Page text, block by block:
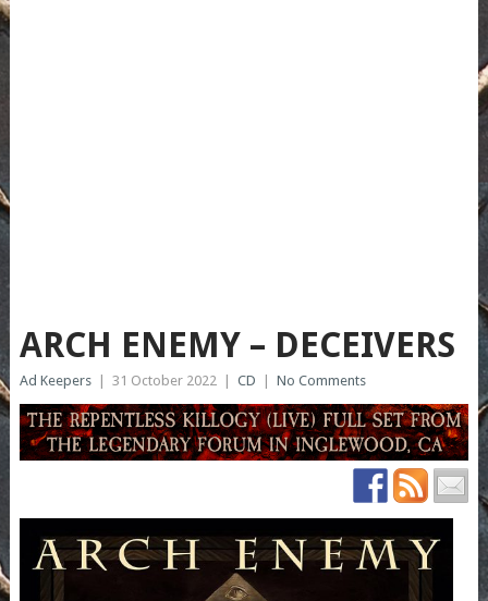
ARCH ENEMY – DECEIVERS
Ad Keepers 31 October 2022 CD No Comments